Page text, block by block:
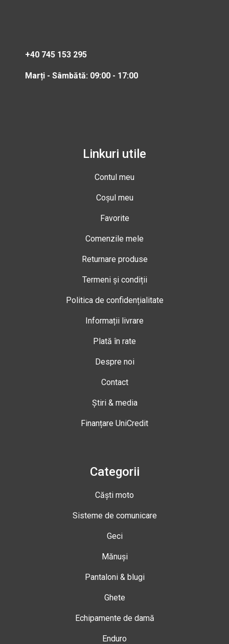
+40 745 153 295
Marți - Sâmbătă: 09:00 - 17:00
Linkuri utile
Contul meu
Coșul meu
Favorite
Comenzile mele
Returnare produse
Termeni și condiții
Politica de confidențialitate
Informații livrare
Plată în rate
Despre noi
Contact
Știri & media
Finanțare UniCredit
Categorii
Căști moto
Sisteme de comunicare
Geci
Mănuși
Pantaloni & blugi
Ghete
Echipamente de damă
Enduro